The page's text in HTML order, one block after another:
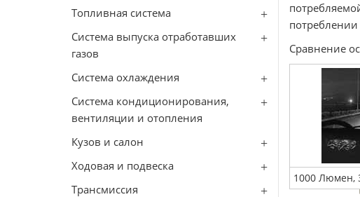
Топливная система
Система выпуска отработавших
газов
Система охлаждения
Система кондиционирования,
вентиляции и отопления
Кузов и салон
Ходовая и подвеска
Трансмиссия
Сравнение
1000 Люмен,